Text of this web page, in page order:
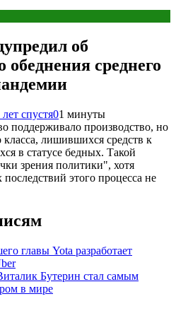
об
обеднения среднего
лет спустя01 минуты
поддерживало производство, но
класса, лишившихся средств к
в статусе бедных. Такой
зрения политики", хотя
этого процесса не
главы Yota разработает
Бутерин стал самым
в мире